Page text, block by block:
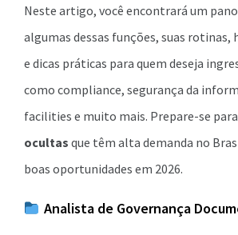
Neste artigo, você encontrará um
algumas dessas funções, suas rotinas,
e dicas práticas para quem deseja
como compliance, segurança da
facilities e muito mais. Prepare-se
ocultas que têm alta demanda no
boas oportunidades em 2026.
Analista de Governança